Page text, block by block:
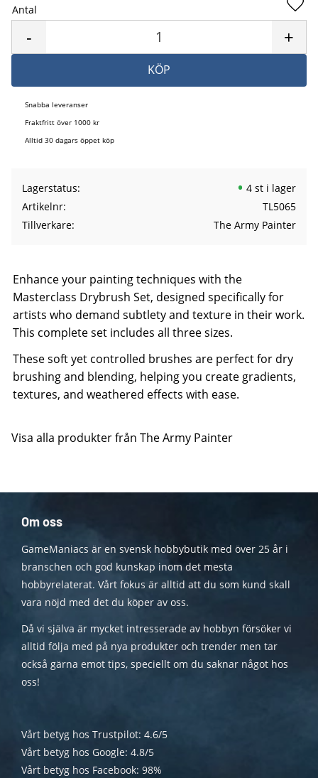
Antal
+
-
KÖP
Snabba leveranser
Fraktfritt över 1000 kr
Alltid 30 dagars öppet köp
Lagerstatus
4 st i lager
Artikelnr
TL5065
Tillverkare
The Army Painter
Enhance your painting techniques with the
Masterclass Drybrush Set, designed specifically for
artists who demand subtlety and texture in their work.
This complete set includes all three sizes.
These soft yet controlled brushes are perfect for dry
brushing and blending, helping you create gradients,
textures, and weathered effects with ease.
Visa alla produkter från The Army Painter
Om oss
GameManiacs är en svensk hobbybutik med över 25 år i
branschen och god kunskap inom det mesta
hobbyrelaterat. Vårt fokus är alltid att du som kund skall
vara nöjd med det du köper av oss.
Då vi själva är mycket intresserade av hobbyn försöker vi
alltid följa med på nya produkter och trender men tar
också gärna emot tips, speciellt om du saknar något hos
oss!
Vårt betyg hos Trustpilot: 4.6/5
Vårt betyg hos Google: 4.8/5
Vårt betyg hos Facebook: 98%